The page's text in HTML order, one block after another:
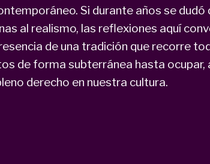
Si durante años se dudó
al realismo, las reflexiones aquí
de una tradición que recorre
de forma subterránea hasta ocupar,
derecho en nuestra cultura.